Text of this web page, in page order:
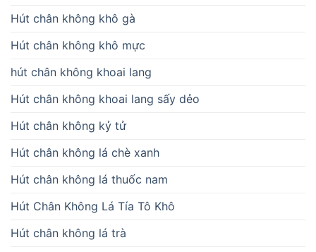
Hút chân không khô gà
Hút chân không khô mực
hút chân không khoai lang
Hút chân không khoai lang sấy dẻo
Hút chân không kỷ tử
Hút chân không lá chè xanh
Hút chân không lá thuốc nam
Hút Chân Không Lá Tía Tô Khô
Hút chân không lá trà